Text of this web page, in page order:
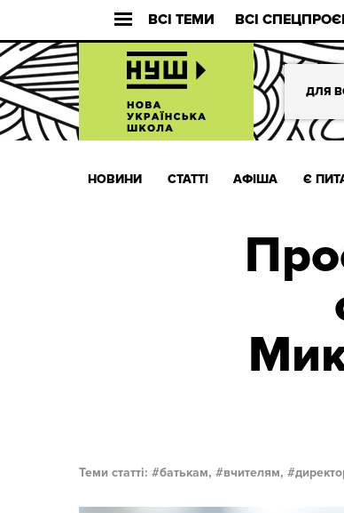
ВСІ ТЕМИ ВСІ
ДЛЯ
НОВИНИ СТАТТІ АФІША Є
Теми статті: батькам, вчителям,